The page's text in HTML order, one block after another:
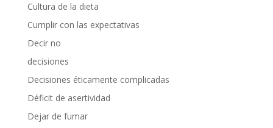
Cultura de la dieta
Cumplir con las expectativas
Decir no
decisiones
Decisiones éticamente complicadas
Déficit de asertividad
Dejar de fumar